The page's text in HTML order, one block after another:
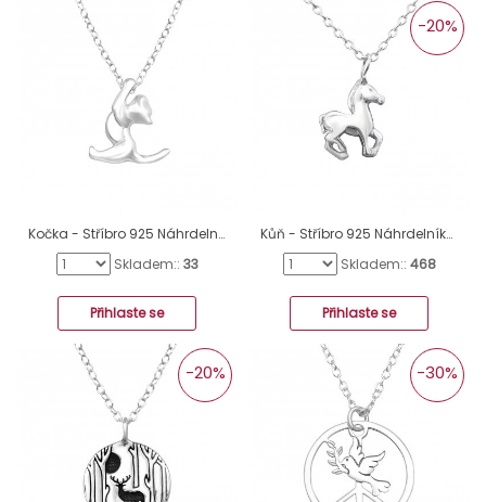
Kočka - Stříbro 925 Náhrdelníky bez kamenů A4S32228
Skladem:: 33
Přihlaste se
Kůň - Stříbro 925 Náhrdelníky bez kamenů A4S29889
-20%
Skladem:: 468
Přihlaste se
-20% -30%